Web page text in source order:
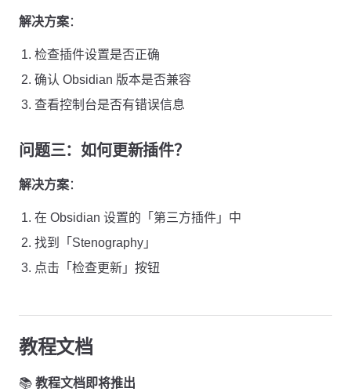
解决方案：
检查插件设置是否正确
确认 Obsidian 版本是否兼容
查看控制台是否有错误信息
问题三：如何更新插件？
解决方案：
在 Obsidian 设置的「第三方插件」中
找到「Stenography」
点击「检查更新」按钮
教程文档
📚 教程文档即将推出